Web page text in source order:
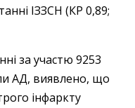
ІЗЗСН (КР 0,89;
за участю 9253
АД, виявлено, що
інфаркту